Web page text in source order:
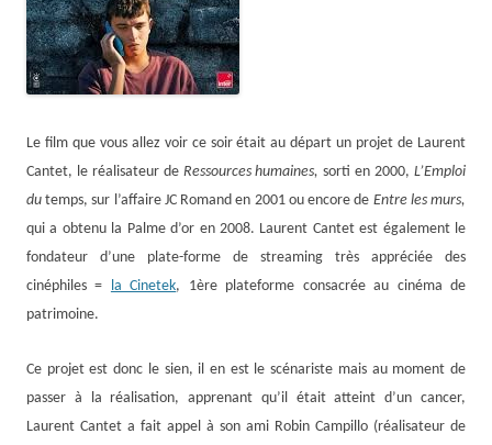
Le film que vous allez voir ce soir était au départ un projet de Laurent
Cantet, le réalisateur de Ressources humaines,sorti en 2000,L’Emploi
dutemps, sur l’affaire JC Romand en 2001 ou encore de Entre les murs,
qui a obtenu la Palme d’or en 2008. Laurent Cantet est également le
fondateur d’une plate-forme de streaming très appréciée des
cinéphiles =
la Cinetek, 1ère plateforme consacrée au cinéma de
patrimoine.
Ce projet est donc le sien, il en est le scénariste mais au moment de
passer à la réalisation, apprenant qu’il était atteint d’un cancer,
Laurent Cantet a fait appel à son ami Robin Campillo (réalisateur de